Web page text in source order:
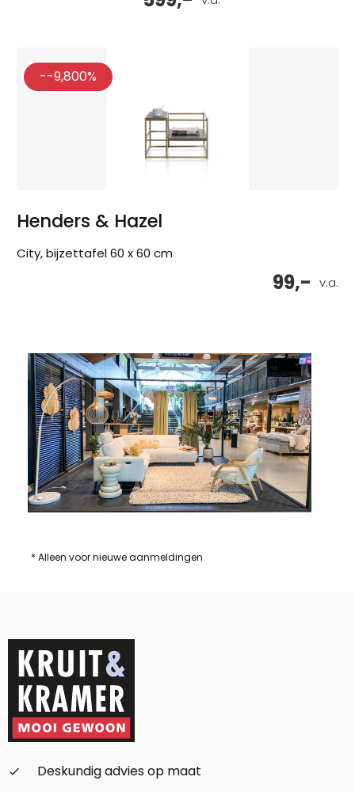
--9,800%
Henders & Hazel
City, bijzettafel 60 x 60 cm
v.a.
99,-
* Alleen voor nieuwe aanmeldingen
check_small
Deskundig advies op maat